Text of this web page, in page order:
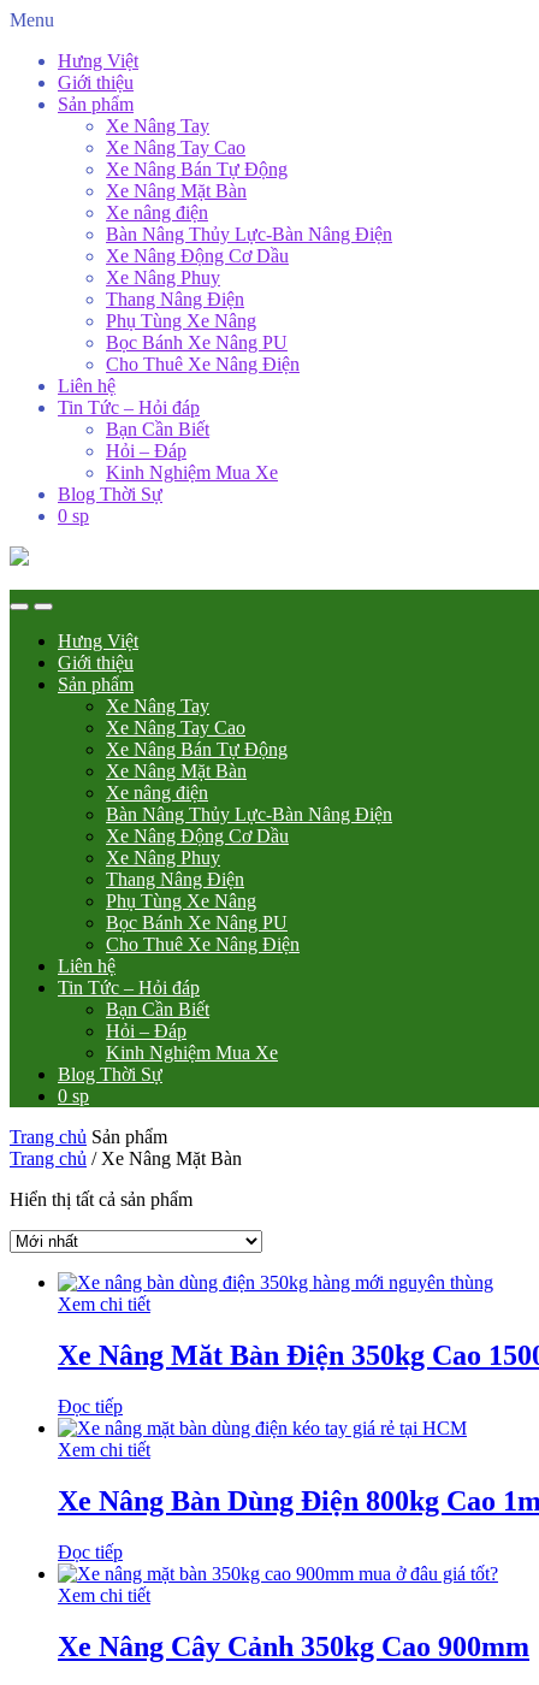
Menu
Hưng Việt
Giới thiệu
Sản phẩm
Xe Nâng Tay
Xe Nâng Tay Cao
Xe Nâng Bán Tự Động
Xe Nâng Mặt Bàn
Xe nâng điện
Bàn Nâng Thủy Lực-Bàn Nâng Điện
Xe Nâng Động Cơ Dầu
Xe Nâng Phuy
Thang Nâng Điện
Phụ Tùng Xe Nâng
Bọc Bánh Xe Nâng PU
Cho Thuê Xe Nâng Điện
Liên hệ
Tin Tức – Hỏi đáp
Bạn Cần Biết
Hỏi – Đáp
Kinh Nghiệm Mua Xe
Blog Thời Sự
0 sp
Hưng Việt
Giới thiệu
Sản phẩm
Xe Nâng Tay
Xe Nâng Tay Cao
Xe Nâng Bán Tự Động
Xe Nâng Mặt Bàn
Xe nâng điện
Bàn Nâng Thủy Lực-Bàn Nâng Điện
Xe Nâng Động Cơ Dầu
Xe Nâng Phuy
Thang Nâng Điện
Phụ Tùng Xe Nâng
Bọc Bánh Xe Nâng PU
Cho Thuê Xe Nâng Điện
Liên hệ
Tin Tức – Hỏi đáp
Bạn Cần Biết
Hỏi – Đáp
Kinh Nghiệm Mua Xe
Blog Thời Sự
0 sp
Trang chủ Sản phẩm
Trang chủ / Xe Nâng Mặt Bàn
Hiển thị tất cả sản phẩm
Xem chi tiết
Xe Nâng Măt Bàn Điện 350kg Cao
Đọc tiếp
Xem chi tiết
Xe Nâng Bàn Dùng Điện 800kg Cao 1m
Đọc tiếp
Xem chi tiết
Xe Nâng Cây Cảnh 350kg Cao 900mm